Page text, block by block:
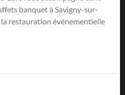
banquet à Savigny-sur-
la restauration événementielle